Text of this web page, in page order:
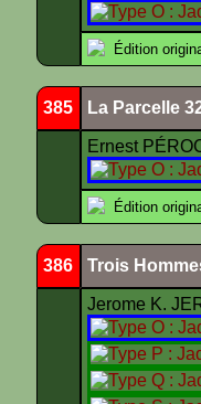
Édition
385 La Parcelle
Ernest
Édition
386 Trois
Jerome K.